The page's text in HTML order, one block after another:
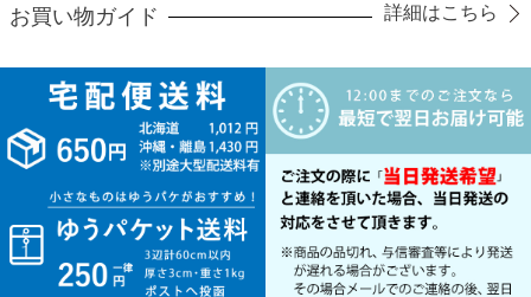
お買い物ガイド 詳細はこちら